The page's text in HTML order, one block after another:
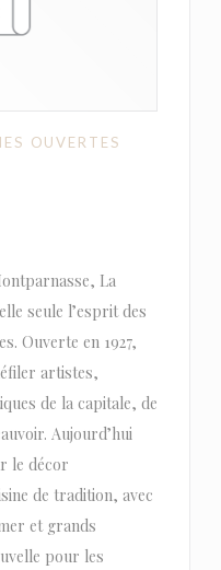
OUVERTES
La
seule l’esprit des
Ouverte en 1927,
artistes,
de la capitale, de
Aujourd’hui
le décor
de tradition, avec
et grands
pour les